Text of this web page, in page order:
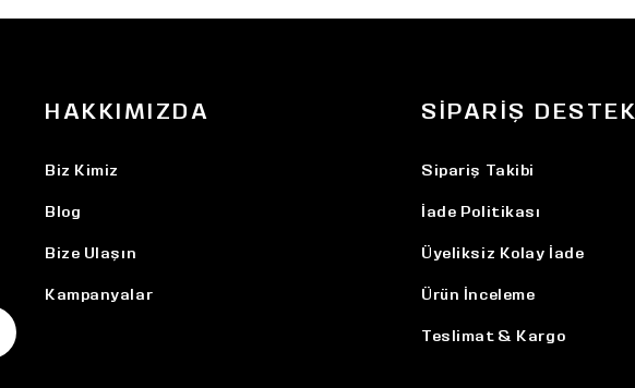
HAKKIMIZDA
Biz Kimiz
Blog
Bize Ulaşın
Kampanyalar
SIPARIŞ DESTEK
Sipariş Takibi
İade Politikası
Üyeliksiz Kolay İade
Ürün İnceleme
Teslimat & Kargo